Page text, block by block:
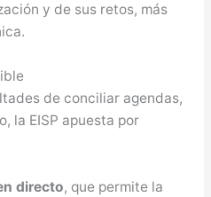
y de sus retos, más
de conciliar agendas,
la EISP apuesta por
directo, que permite la